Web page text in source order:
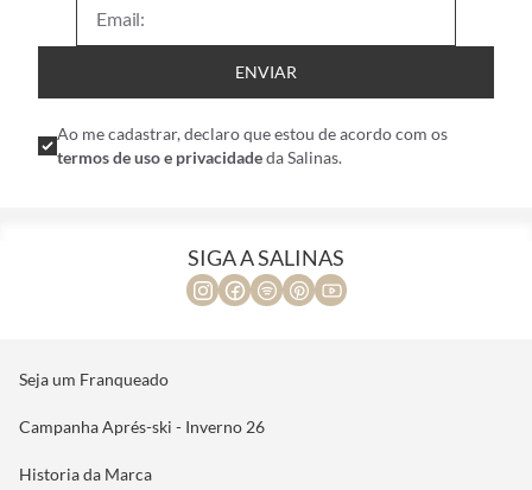
ENVIAR
Ao me cadastrar, declaro que estou de acordo com os
termos de uso e privacidadeda Salinas.
SIGA A SALINAS
Seja um Franqueado
Campanha Aprés-ski - Inverno 26
Historia da Marca